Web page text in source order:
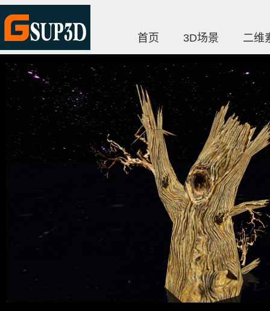
首页 3D场景 二维